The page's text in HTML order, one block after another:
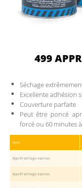
499
Séchage
Excellente adhésion
Couverture parfaite
Peut être poncé
forcé ou 60 minutes à
Nom
Apprêt séchage express
Apprêt séchage express